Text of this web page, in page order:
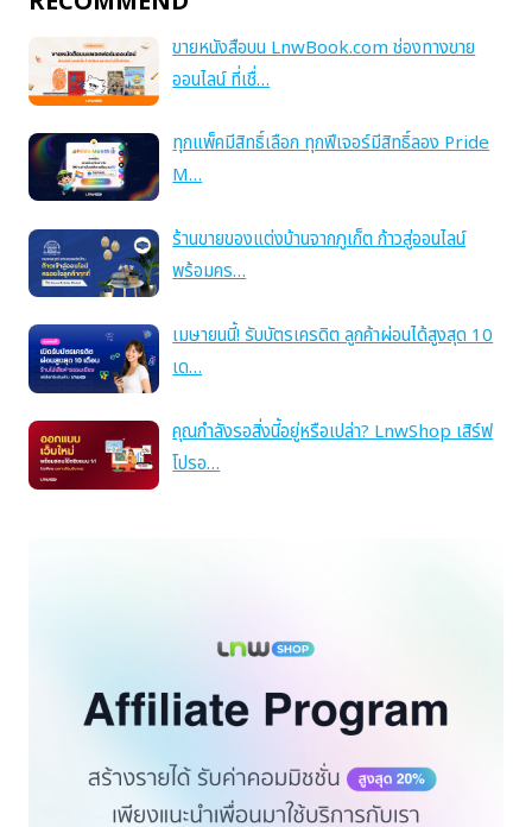
ขายหนังสือบน LnwBook.com ช่องทางขาย
ออนไลน์ ที่เชื่…
ทุกแพ็คมีสิทธิ์เลือก ทุกฟีเจอร์มีสิทธิ์ลอง Pride
M…
ร้านขายของแต่งบ้านจากภูเก็ต ก้าวสู่ออนไลน์
พร้อมคร…
เมษายนนี้! รับบัตรเครดิต ลูกค้าผ่อนได้สูงสุด 10
เด…
คุณกำลังรอสิ่งนี้อยู่หรือเปล่า? LnwShop เสิร์ฟ
โปรอ…